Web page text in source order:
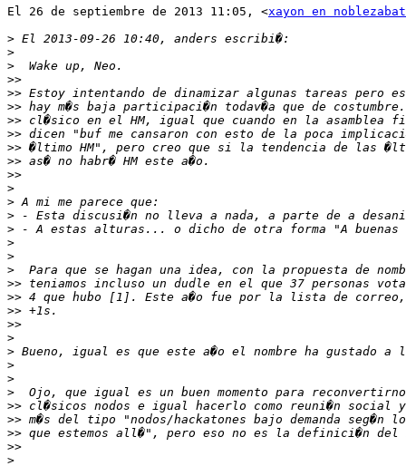
El 26 de septiembre de 2013 11:05, <xayon en
>
>
>
>>
>>
>>
>>
>>
>>
>>
>>
>
>
>
>
>
>
>
>>
>>
>>
>>
>
>
>
>
>
>>
>>
>>
>>
>